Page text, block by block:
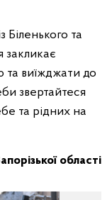
та
закликає
та виїжджати до
звертайтеся
та рідних на
області